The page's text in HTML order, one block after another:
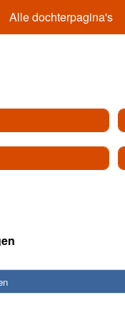
Alle dochterpagina's